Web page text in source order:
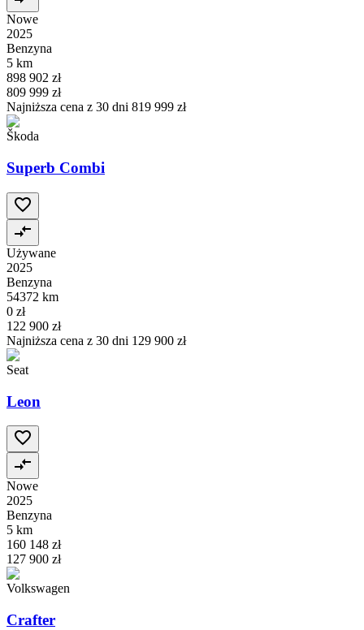
Nowe
2025
Benzyna
5 km
898 902 zł
809 999 zł
Najniższa cena z 30 dni 819 999 zł
Škoda
Superb Combi
Używane
2025
Benzyna
54372 km
0 zł
122 900 zł
Najniższa cena z 30 dni 129 900 zł
Seat
Leon
Nowe
2025
Benzyna
5 km
160 148 zł
127 900 zł
Volkswagen
Crafter